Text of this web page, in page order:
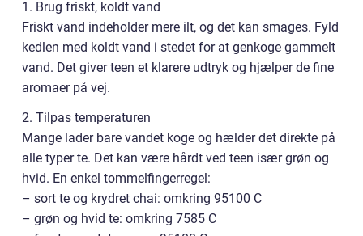
1. Brug friskt, koldt vand
Friskt vand indeholder mere ilt, og det kan smages. Fyld
kedlen med koldt vand i stedet for at genkoge gammelt
vand. Det giver teen et klarere udtryk og hjælper de fine
aromaer på vej.
2. Tilpas temperaturen
Mange lader bare vandet koge og hælder det direkte på
alle typer te. Det kan være hårdt ved teen især grøn og
hvid. En enkel tommelfingerregel:
– sort te og krydret chai: omkring 95100 C
– grøn og hvid te: omkring 7585 C